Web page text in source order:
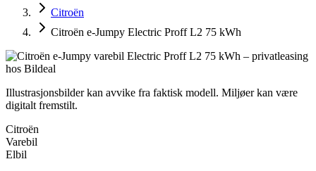
Citroën
Citroën e-Jumpy Electric Proff L2 75 kWh
Illustrasjonsbilder kan avvike fra faktisk modell. Miljøer kan være
digitalt fremstilt.
Citroën
Varebil
Elbil